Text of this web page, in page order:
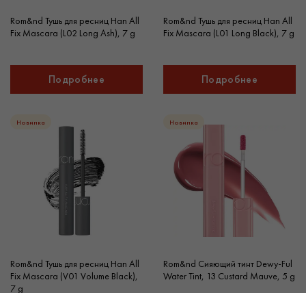
Rom&nd Тушь для ресниц Han All
Fix Mascara (L02 Long Ash), 7 g
Подробнее
Rom&nd Тушь для ресниц Han All
Fix Mascara (L01 Long Black), 7 g
Подробнее
Новинка
Rom&nd Тушь для ресниц Han All
Fix Mascara (V01 Volume Black),
7 g
Новинка
Rom&nd Сияющий тинт Dewy-Ful
Water Tint, 13 Custard Mauve, 5 g